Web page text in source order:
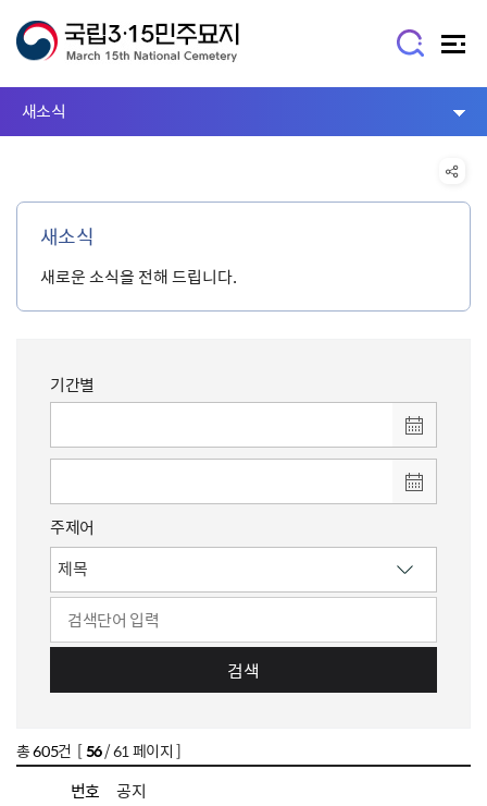
새소식
새소식
새로운 소식을 전해 드립니다.
기간별
주제어
검색
총605건 [56/ 61 페이지 ]
번호
공지